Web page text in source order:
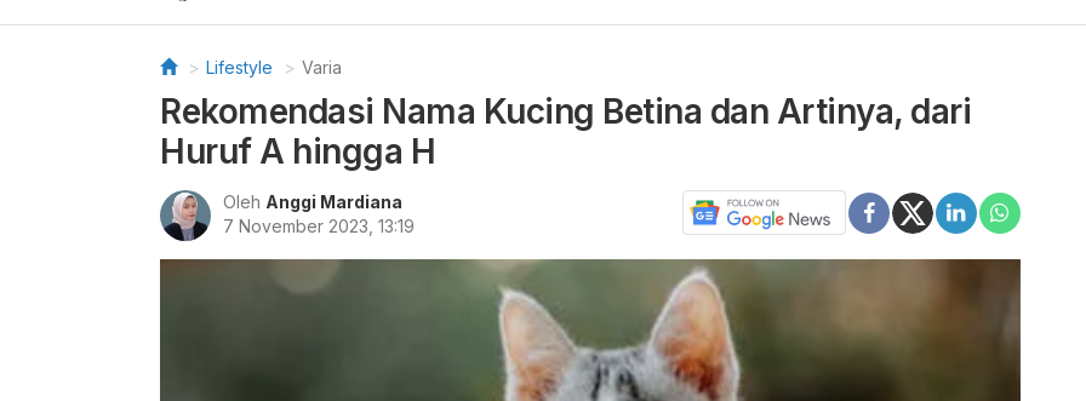
Lifestyle Varia
Rekomendasi Nama Kucing Betina dan Artinya, dari
Huruf A hingga H
Oleh Anggi Mardiana
7 November 2023, 13:19